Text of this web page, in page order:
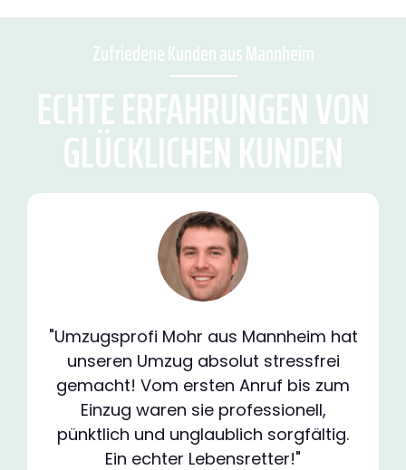
Zufriedene Kunden aus Mannheim
ECHTE ERFAHRUNGEN VON
GLÜCKLICHEN KUNDEN
"Umzugsprofi Mohr aus Mannheim hat
unseren Umzug absolut stressfrei
gemacht! Vom ersten Anruf bis zum
Einzug waren sie professionell,
pünktlich und unglaublich sorgfältig.
Ein echter Lebensretter!"